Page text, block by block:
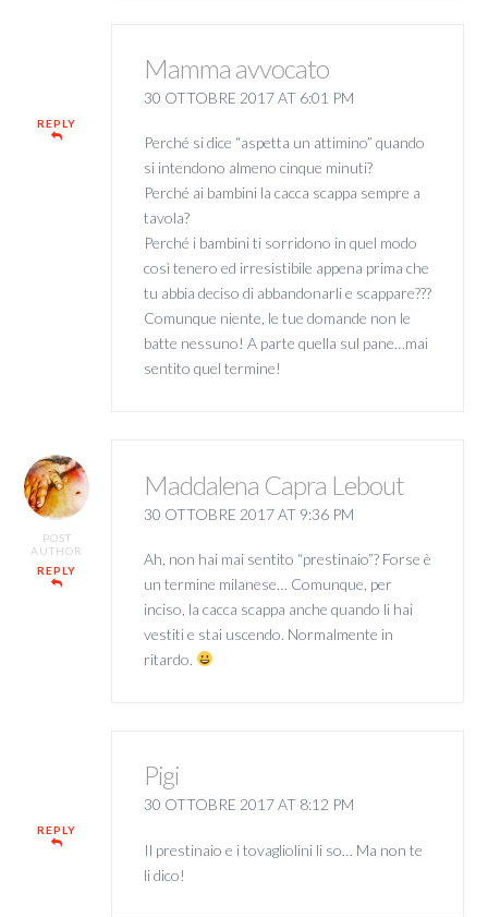
REPLY
Mamma avvocato
30 OTTOBRE 2017 AT 6:01 PM
Perché si dice “aspetta un attimino” quando
si intendono almeno cinque minuti?
Perché ai bambini la cacca scappa sempre a
tavola?
Perché i bambini ti sorridono in quel modo
così tenero ed irresistibile appena prima che
tu abbia deciso di abbandonarli e scappare???
Comunque niente, le tue domande non le
batte nessuno! A parte quella sul pane…mai
sentito quel termine!
POST
AUTHOR
REPLY
Maddalena Capra Lebout
30 OTTOBRE 2017 AT 9:36 PM
Ah, non hai mai sentito “prestinaio”? Forse è
un termine milanese… Comunque, per
inciso, la cacca scappa anche quando li hai
vestiti e stai uscendo. Normalmente in
ritardo.
REPLY
Pigi
30 OTTOBRE 2017 AT 8:12 PM
Il prestinaio e i tovagliolini li so… Ma non te
li dico!